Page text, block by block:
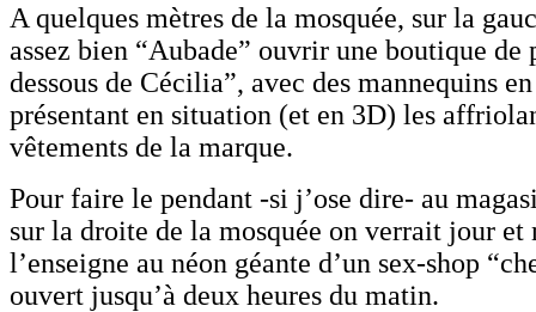
A quelques mètres de la mosquée, sur la
assez bien “Aubade” ouvrir une boutique de
dessous de Cécilia”, avec des mannequins
présentant en situation (et en 3D) les
vêtements de la marque.
Pour faire le pendant -si j’ose dire- au
sur la droite de la mosquée on verrait jour
l’enseigne au néon géante d’un sex-shop
ouvert jusqu’à deux heures du matin.